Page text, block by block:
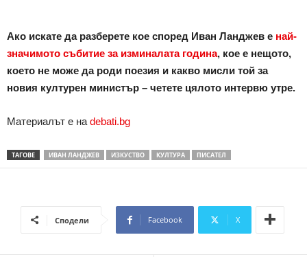
Ако искате да разберете кое според Иван Ланджев е най-
значимото събитие за изминалата година, кое е нещото,
което не може да роди поезия и какво мисли той за
новия културен министър – четете цялото интервю утре.
Материалът е на debati.bg
ТАГОВЕ ИВАН ЛАНДЖЕВ ИЗКУСТВО КУЛТУРА ПИСАТЕЛ
Сподели Facebook X